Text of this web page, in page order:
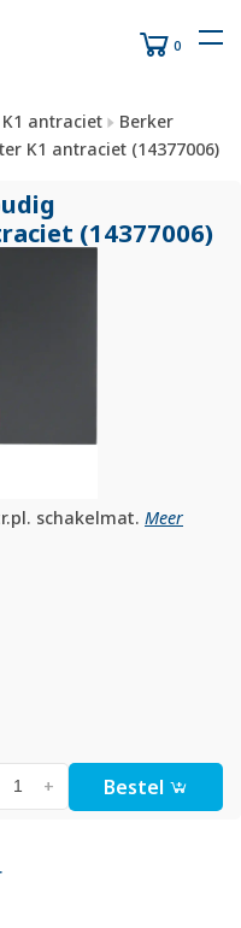
0
K1 antraciet
Berker
K1 antraciet (14377006)
(14377006)
schakelmat. Meer
+ Bestel